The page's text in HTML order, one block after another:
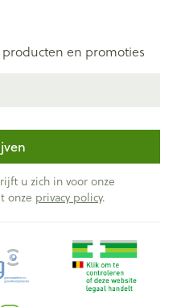
en promoties
u zich in voor onze
onze privacy policy.